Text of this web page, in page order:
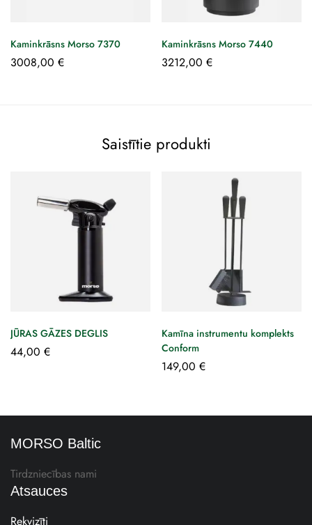
Kaminkrāsns Morso 7370
3008,00 €
Kaminkrāsns Morso 7440
3212,00 €
Saistītie produkti
JŪRAS GĀZES DEGLIS
44,00 €
Kamīna instrumentu komplekts
Conform
149,00 €
MORSO Baltic
Tirdzniecības nami
Atsauces
Rekvizīti